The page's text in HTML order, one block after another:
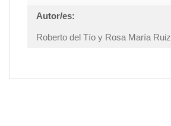
Autor/es:
Roberto del Tío y Rosa María Ruiz